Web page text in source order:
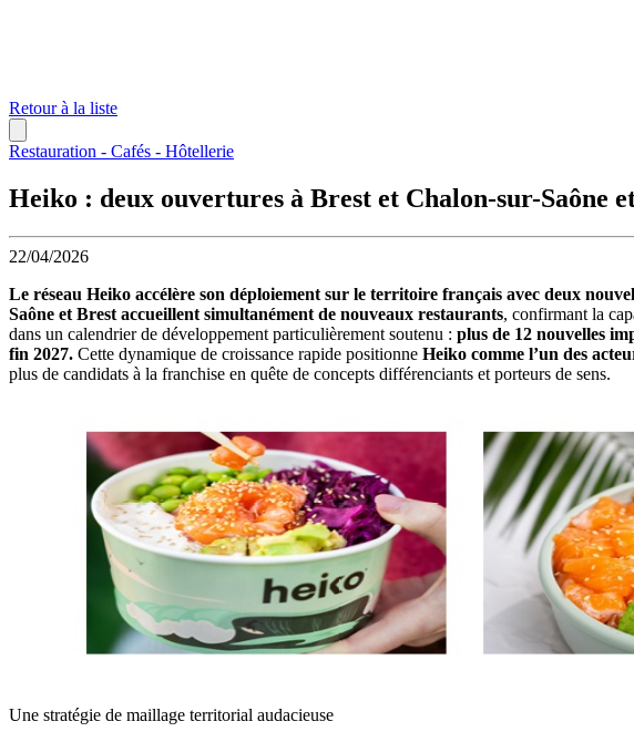
Retour à la liste
Restauration - Cafés - Hôtellerie
Heiko : deux ouvertures à Brest et Chalon-sur-Saône
22/04/2026
Le réseau Heiko accélère son déploiement sur le territoire français avec deux
Saône et Brest accueillent simultanément de nouveaux restaurants, confirmant la
dans un calendrier de développement particulièrement soutenu : plus de 12 nouvelles
fin 2027. Cette dynamique de croissance rapide positionne Heiko comme l’un des
plus de candidats à la franchise en quête de concepts différenciants et porteurs de sens.
Une stratégie de maillage territorial audacieuse